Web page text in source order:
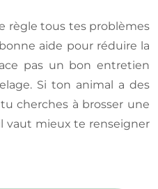
règle tous tes problèmes
aide pour réduire la
pas un bon entretien
Si ton animal a des
cherches à brosser une
vaut mieux te renseigner